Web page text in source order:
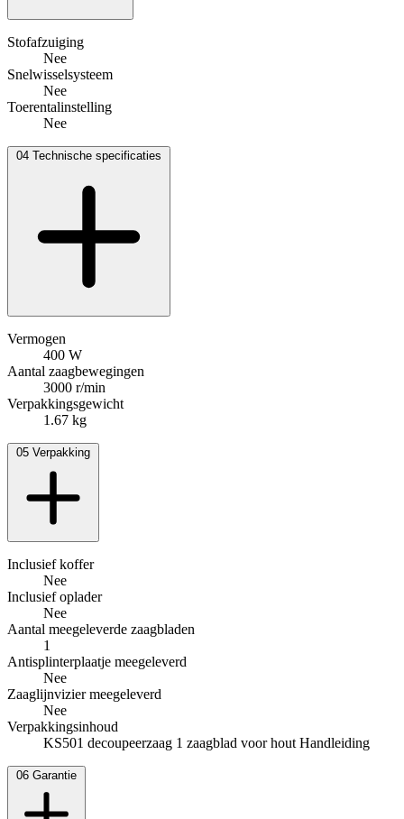
Stofafzuiging
Nee
Snelwisselsysteem
Nee
Toerentalinstelling
Nee
04 Technische specificaties
Vermogen
400 W
Aantal zaagbewegingen
3000 r/min
Verpakkingsgewicht
1.67 kg
05 Verpakking
Inclusief koffer
Nee
Inclusief oplader
Nee
Aantal meegeleverde zaagbladen
1
Antisplinterplaatje meegeleverd
Nee
Zaaglijnvizier meegeleverd
Nee
Verpakkingsinhoud
KS501 decoupeerzaag 1 zaagblad voor hout Handleiding
06 Garantie